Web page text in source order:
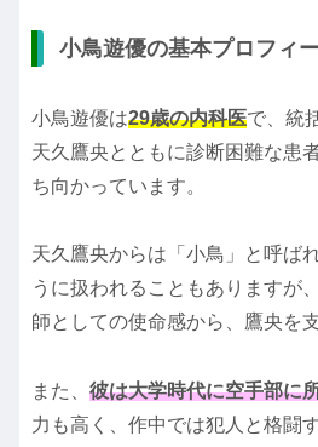
小鳥遊優の基本プロフィ
小鳥遊優は29歳の内科医で、統
天久鷹央とともに診断困難な患
ち向かっています。
天久鷹央からは「小鳥」と呼ば
うに扱われることもありますが
師としての使命感から、鷹央を
また、 彼は大学時代に空手部に
力も高く、作中では犯人と格闘